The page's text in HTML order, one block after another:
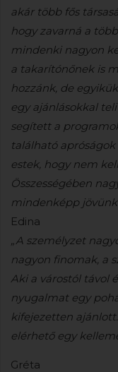
akár több fős
hogy zavarná a
mindenki nagyon
a takarítónőnek is
hozzánk, de
egy ajánlásokkal
segített a
található apróságok
estek, hogy nem
Összességében
mindenképp jövünk
Edina
„A személyzet
nagyon finomak, a
Aki a várostól távol
nyugalmat egy
kifejezetten
elérhető egy
Gréta